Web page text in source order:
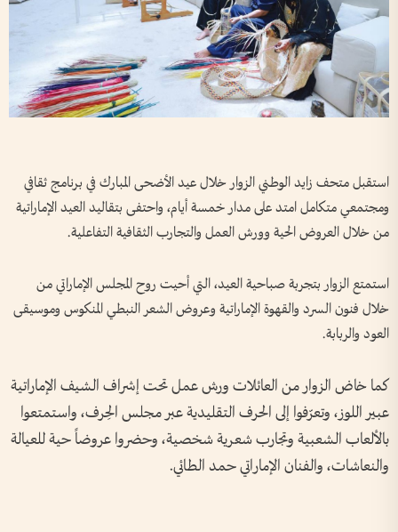
استقبل متحف زايد الوطني الزوار خلال عيد الأضحى المبارك في برنامج ثقافي
ومجتمعي متكامل امتد على مدار خمسة أيام، واحتفى بتقاليد العيد الإماراتية
من خلال العروض الحية وورش العمل والتجارب الثقافية التفاعلية.
استمتع الزوار بتجربة صباحية العيد، التي أحيت روح المجلس الإماراتي من
خلال فنون السرد والقهوة الإماراتية وعروض الشعر النبطي المنكوس وموسيقى
العود والربابة.
كما خاض الزوار من العائلات ورش عمل تحت إشراف الشيف الإماراتية
عبير اللوز، وتعرّفوا إلى الحرف التقليدية عبر مجلس الحِرف، واستمتعوا
بالألعاب الشعبية وتجارب شعرية شخصية، وحضروا عروضاً حية للعيالة
والنعاشات، والفنان الإماراتي حمد الطائي.